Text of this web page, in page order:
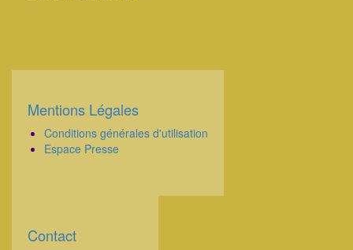
Corps
Mentions Légales
Conditions générales d'utilisation
Espace Presse
Corps
Contact